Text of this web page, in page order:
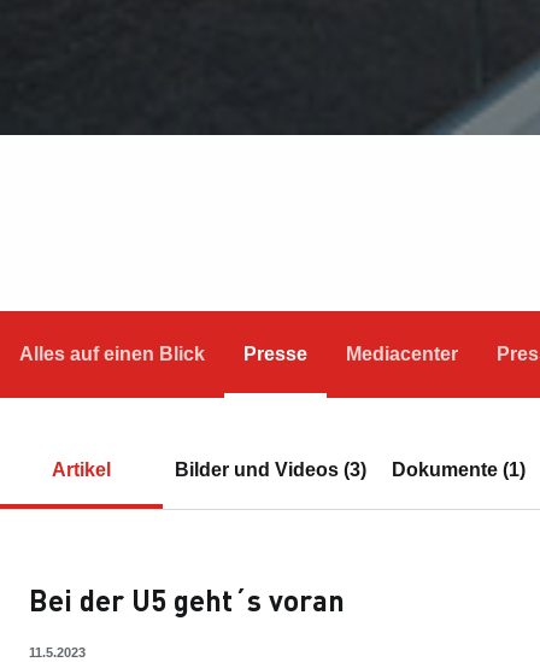
Alles auf einen Blick Presse Mediacenter
Artikel Bilder und Videos (3) Dokumente (1)
Bei der U5 geht´s voran
11.5.2023